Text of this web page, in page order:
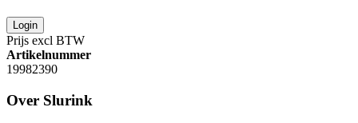
Login
Prijs excl BTW
Artikelnummer
19982390
Over Slurink